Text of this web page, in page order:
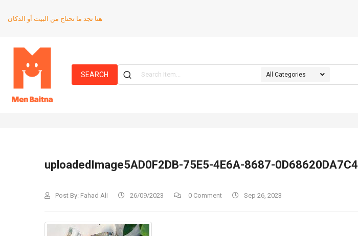
هنا تجد ما تحتاج من البيت أو الدكان
SEARCH
uploadedImage5AD0F2DB-75E5-4E6A-8687-0D68620DA7C4
Post By: Fahad Ali 26/09/2023 0 Comment Sep 26, 2023